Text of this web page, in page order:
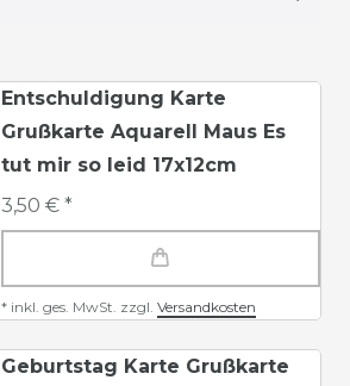
Entschuldigung Karte
Grußkarte Aquarell Maus Es
tut mir so leid 17x12cm
3,50 € *
* inkl. ges. MwSt. zzgl. Versandkosten
Geburtstag Karte Grußkarte